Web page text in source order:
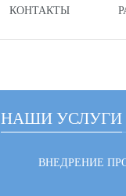
КОНТАКТЫ
НАШИ УСЛУГИ
ВНЕДРЕНИЕ